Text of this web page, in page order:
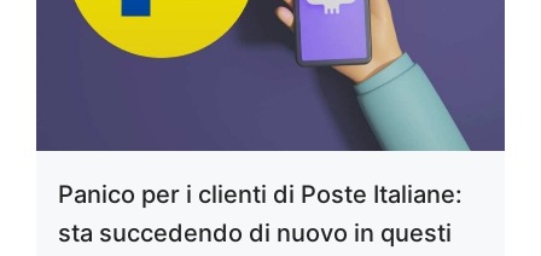
Panico per i clienti di Poste Italiane:
sta succedendo di nuovo in questi